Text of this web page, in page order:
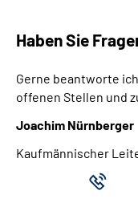
Haben Sie
Gerne beantworte
offenen Stellen und
Joachim Nürnberger
Kaufmännischer